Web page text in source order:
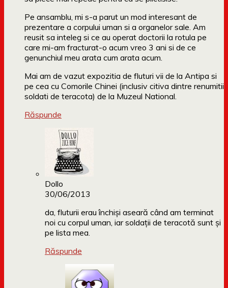
Pe ansamblu, mi s-a parut un mod interesant de
prezentare a corpului uman si a organelor sale. Am
reusit sa inteleg si ce au operat doctorii la rotula pe
care mi-am fracturat-o acum vreo 3 ani si de ce
genunchiul meu arata cum arata acum.
Mai am de vazut expozitia de fluturi vii de la Antipa si
pe cea cu Comorile Chinei (inclusiv citiva dintre renumitii
soldati de teracota) de la Muzeul National.
Răspunde
Dollo
30/06/2013
da, fluturii erau închiși aseară când am terminat
noi cu corpul uman, iar soldații de teracotă sunt și
pe lista mea.
Răspunde